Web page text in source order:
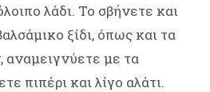
λάδι. Το σβήνετε και
ξίδι, όπως και τα
αναμειγνύετε με τα
πιπέρι και λίγο αλάτι.